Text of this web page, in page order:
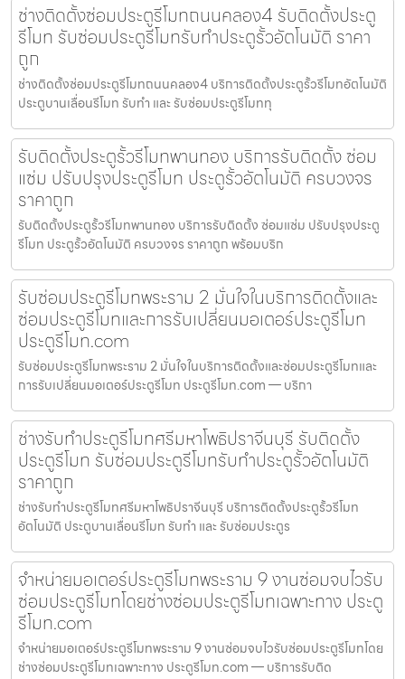
ช่างติดตั้งซ่อมประตูรีโมทถนนคลอง4 รับติดตั้งประตู
รีโมท รับซ่อมประตูรีโมทรับทำประตูรั้วอัตโนมัติ ราคา
ถูก
ช่างติดตั้งซ่อมประตูรีโมทถนนคลอง4 บริการติดตั้งประตูรั้วรีโมทอัตโนมัติ
ประตูบานเลื่อนรีโมท รับทำ และ รับซ่อมประตูรีโมททุ
รับติดตั้งประตูรั้วรีโมทพานทอง บริการรับติดตั้ง ซ่อม
แซ่ม ปรับปรุงประตูรีโมท ประตูรั้วอัตโนมัติ ครบวงจร
ราคาถูก
รับติดตั้งประตูรั้วรีโมทพานทอง บริการรับติดตั้ง ซ่อมแซ่ม ปรับปรุงประตู
รีโมท ประตูรั้วอัตโนมัติ ครบวงจร ราคาถูก พร้อมบริก
รับซ่อมประตูรีโมทพระราม 2 มั่นใจในบริการติดตั้งและ
ซ่อมประตูรีโมทและการรับเปลี่ยนมอเตอร์ประตูรีโมท
ประตูรีโมท.com
รับซ่อมประตูรีโมทพระราม 2 มั่นใจในบริการติดตั้งและซ่อมประตูรีโมทและ
การรับเปลี่ยนมอเตอร์ประตูรีโมท ประตูรีโมท.com — บริกา
ช่างรับทำประตูรีโมทศรีมหาโพธิปราจีนบุรี รับติดตั้ง
ประตูรีโมท รับซ่อมประตูรีโมทรับทำประตูรั้วอัตโนมัติ
ราคาถูก
ช่างรับทำประตูรีโมทศรีมหาโพธิปราจีนบุรี บริการติดตั้งประตูรั้วรีโมท
อัตโนมัติ ประตูบานเลื่อนรีโมท รับทำ และ รับซ่อมประตูร
จำหน่ายมอเตอร์ประตูรีโมทพระราม 9 งานซ่อมจบไวรับ
ซ่อมประตูรีโมทโดยช่างซ่อมประตูรีโมทเฉพาะทาง ประตู
รีโมท.com
จำหน่ายมอเตอร์ประตูรีโมทพระราม 9 งานซ่อมจบไวรับซ่อมประตูรีโมทโดย
ช่างซ่อมประตูรีโมทเฉพาะทาง ประตูรีโมท.com — บริการรับติด